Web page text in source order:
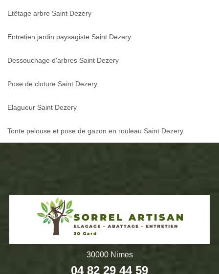
Etêtage arbre Saint Dezery
Entretien jardin paysagiste Saint Dezery
Dessouchage d'arbres Saint Dezery
Pose de cloture Saint Dezery
Elagueur Saint Dezery
Tonte pelouse et pose de gazon en rouleau Saint Dezery
30000 Nimes
04 82 29 44 59